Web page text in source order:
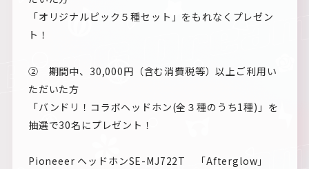
「オリジナルピック５種セット」をもれなくプレゼン
ト！
② 期間中、30,000円（含む消費税等）以上ご利用い
ただいた方
「バンドリ！コラボヘッドホン(全３種のうち1種)」を
抽選で30名にプレゼント！
Pioneeer ヘッドホンSE-MJ722T 「Afterglow」